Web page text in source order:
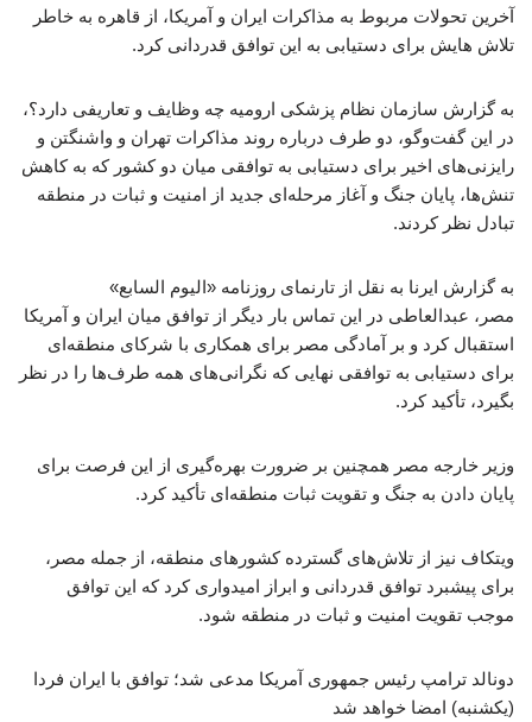
آخرین تحولات مربوط به مذاکرات ایران و آمریکا، از قاهره به خاطر
تلاش هایش برای دستیابی به این توافق قدردانی کرد.
به گزارش سازمان نظام پزشکی ارومیه چه وظایف و تعاریفی دارد؟،
در این گفت‌وگو، دو طرف درباره روند مذاکرات تهران و واشنگتن و
رایزنی‌های اخیر برای دستیابی به توافقی میان دو کشور که به کاهش
تنش‌ها، پایان جنگ و آغاز مرحله‌ای جدید از امنیت و ثبات در منطقه
تبادل نظر کردند.
به گزارش ایرنا به نقل از تارنمای روزنامه «الیوم السابع»
مصر، عبدالعاطی در این تماس بار دیگر از توافق میان ایران و آمریکا
استقبال کرد و بر آمادگی مصر برای همکاری با شرکای منطقه‌ای
برای دستیابی به توافقی نهایی که نگرانی‌های همه طرف‌ها را در نظر
بگیرد، تأکید کرد.
وزیر خارجه مصر همچنین بر ضرورت بهره‌گیری از این فرصت برای
پایان دادن به جنگ و تقویت ثبات منطقه‌ای تأکید کرد.
ویتکاف نیز از تلاش‌های گسترده کشورهای منطقه، از جمله مصر،
برای پیشبرد توافق قدردانی و ابراز امیدواری کرد که این توافق
موجب تقویت امنیت و ثبات در منطقه شود.
دونالد ترامپ رئیس جمهوری آمریکا مدعی شد؛ توافق با ایران فردا
(یکشنبه) امضا خواهد شد